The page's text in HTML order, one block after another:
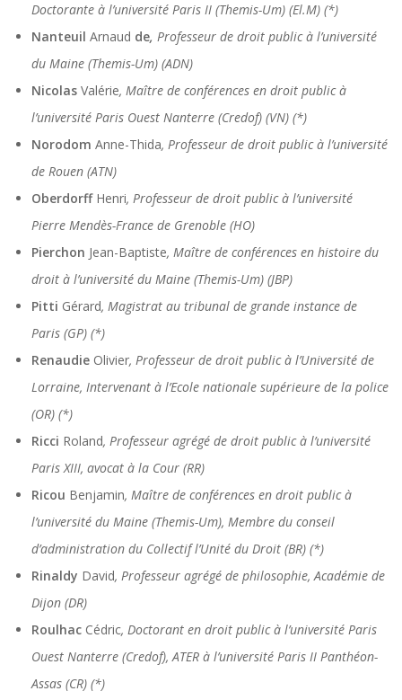
Doctorante à l’université Paris II (Themis-Um) (El.M) (*)
Nanteuil Arnaud de, Professeur de droit public à l’université
du Maine (Themis-Um) (ADN)
Nicolas Valérie, Maître de conférences en droit public à
l’université Paris Ouest Nanterre (Credof) (VN) (*)
Norodom Anne-Thida, Professeur de droit public à l’université
de Rouen (ATN)
OberdorffHenri, Professeur de droit public à l’université
Pierre Mendès-France de Grenoble (HO)
Pierchon Jean-Baptiste, Maître de conférences en histoire du
droit à l’université du Maine (Themis-Um) (JBP)
Pitti Gérard, Magistrat au tribunal de grande instance de
Paris (GP) (*)
Renaudie Olivier, Professeur de droit public à l’Université de
Lorraine, Intervenant à l’Ecole nationale supérieure de la police
(OR) (*)
Ricci Roland, Professeur agrégé de droit public à l’université
Paris XIII, avocat à la Cour (RR)
Ricou Benjamin, Maître de conférences en droit public à
l’université du Maine (Themis-Um), Membre du conseil
d’administration du Collectif l’Unité du Droit (BR) (*)
Rinaldy David, Professeur agrégé de philosophie, Académie de
Dijon (DR)
Roulhac Cédric, Doctorant en droit public à l’université Paris
Ouest Nanterre (Credof), ATER à l’université Paris II Panthéon-
Assas (CR) (*)